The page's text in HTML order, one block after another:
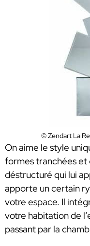
© Zendart La
On aime le style
formes tranchées et
déstructuré qui lui
apporte un certain
votre espace. Il
votre habitation de
passant par la